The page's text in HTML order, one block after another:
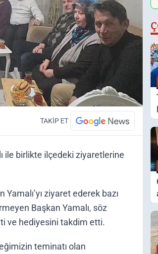
TAKİP ET
ile birlikte ilçedeki ziyaretlerine
ziyaret ederek bazı
Başkan Yamalı, söz
ve hediyesini takdim etti.
teminatı olan